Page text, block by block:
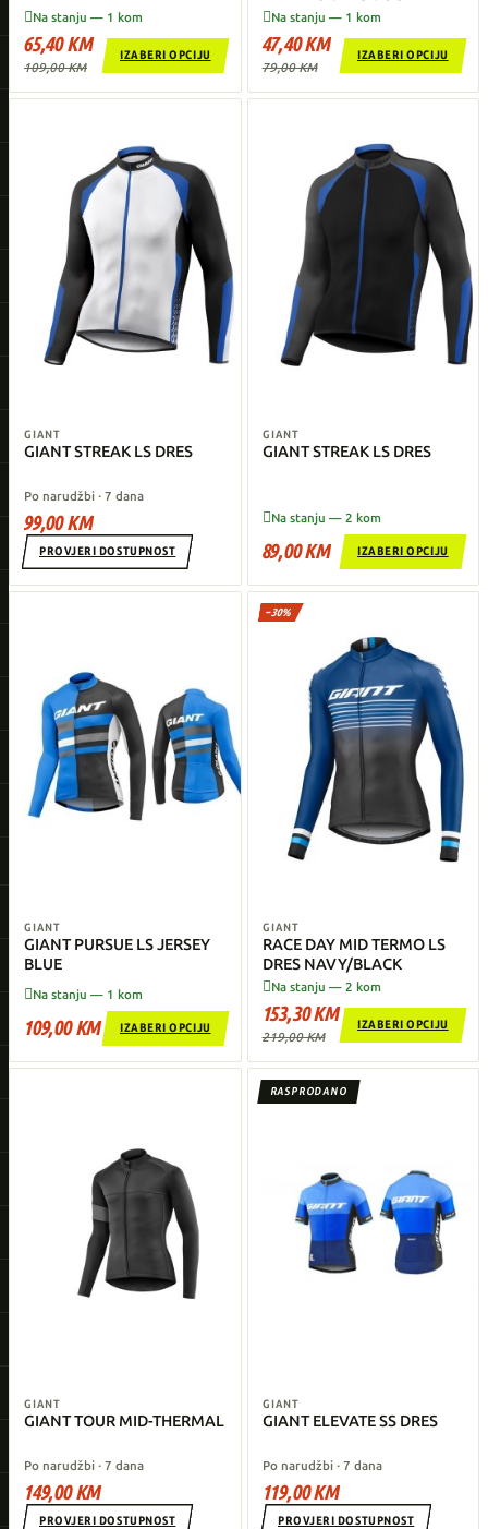
Na stanju — 1 kom
65,40 KM
109,00 KM
IZABERI OPCIJU
RUKAVI
Na stanju — 1 kom
47,40 KM
79,00 KM
IZABERI OPCIJU
GIANT
GIANT STREAK LS DRES
Po narudžbi · 7 dana
99,00 KM
PROVJERI DOSTUPNOST
GIANT
GIANT STREAK LS DRES
Na stanju — 2 kom
89,00 KM IZABERI OPCIJU
GIANT
GIANT PURSUE LS JERSEY
BLUE
Na stanju — 1 kom
109,00 KM IZABERI OPCIJU
−30%
GIANT
RACE DAY MID TERMO LS
DRES NAVY/BLACK
Na stanju — 2 kom
153,30 KM
219,00 KM
IZABERI OPCIJU
GIANT
GIANT TOUR MID-THERMAL
Po narudžbi · 7 dana
149,00 KM
PROVJERI DOSTUPNOST
RASPRODANO
GIANT
GIANT ELEVATE SS DRES
Po narudžbi · 7 dana
119,00 KM
PROVJERI DOSTUPNOST